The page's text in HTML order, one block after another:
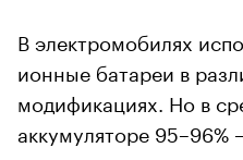
В электромобилях
ионные батареи в
модификациях. Но в
аккумуляторе